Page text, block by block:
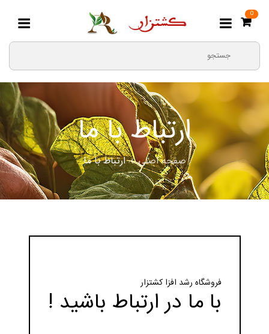
0
ارتباط با ما
صفحه اصلی ارتباط با ما
فروشگاه رشد افزا کشتزار
با ما در ارتباط باشید !